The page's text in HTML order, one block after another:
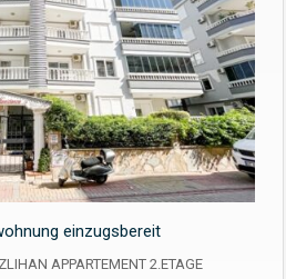
einzugsbereit
APPARTEMENT 2.ETAGE